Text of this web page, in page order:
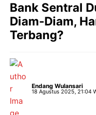
Bank Sentral
Diam-Diam,
Terbang?
Endang Wulansari
18 Agustus 2025, 21:04